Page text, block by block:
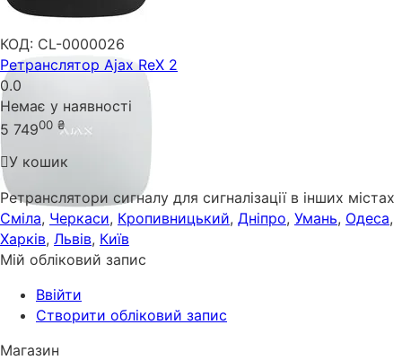
КОД: CL-0000026
Ретранслятор Ajax ReX 2
0.0
Немає у наявності
5 74900 ₴
У кошик
Ретранслятори сигналу для сигналізації в інших містах
Сміла, Черкаси, Кропивницький, Дніпро, Умань, Одеса,
Харків, Львів, Київ
Мій обліковий запис
Ввійти
Створити обліковий запис
Магазин